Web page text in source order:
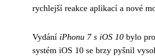
rychlejší reakce aplikací a nové
Vydání iPhonu 7 s iOS 10 bylo
systém iOS 10 se brzy pyšnil